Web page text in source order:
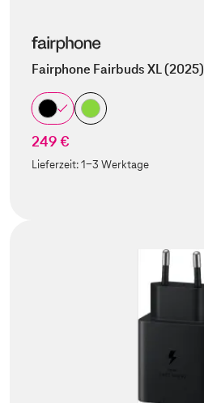
Fairphone Fairbuds XL (2025)
249 €
Lieferzeit:1-3 Werktage